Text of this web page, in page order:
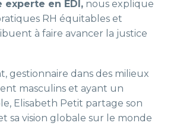
experte en EDI, nous explique
RH équitables et
à faire avancer la justice
gestionnaire dans des milieux
masculins et ayant un
Elisabeth Petit partage son
sa vision globale sur le monde